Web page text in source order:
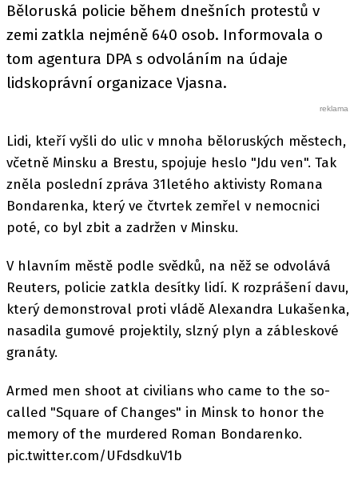
Běloruská policie během dnešních protestů v
zemi zatkla nejméně 640 osob. Informovala o
tom agentura DPA s odvoláním na údaje
lidskoprávní organizace Vjasna.
Lidi, kteří vyšli do ulic v mnoha běloruských městech,
včetně Minsku a Brestu, spojuje heslo "Jdu ven". Tak
zněla poslední zpráva 31letého aktivisty Romana
Bondarenka, který ve čtvrtek zemřel v nemocnici
poté, co byl zbit a zadržen v Minsku.
V hlavním městě podle svědků, na něž se odvolává
Reuters, policie zatkla desítky lidí. K rozprášení davu,
který demonstroval proti vládě Alexandra Lukašenka,
nasadila gumové projektily, slzný plyn a zábleskové
granáty.
Armed men shoot at civilians who came to the so-
called "Square of Changes" in Minsk to honor the
memory of the murdered Roman Bondarenko.
pic.twitter.com/UFdsdkuV1b